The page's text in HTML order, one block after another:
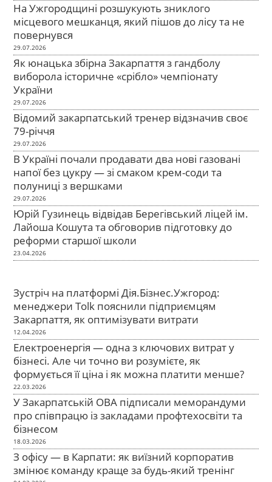
На Ужгородщині розшукують зниклого
місцевого мешканця, який пішов до лісу та не
повернувся
29.07.2026
Як юнацька збірна Закарпаття з гандболу
виборола історичне «срібло» чемпіонату
України
29.07.2026
Відомий закарпатський тренер відзначив своє
79-річчя
29.07.2026
В Україні почали продавати два нові газовані
напої без цукру — зі смаком крем-соди та
полуниці з вершками
29.07.2026
Юрій Гузинець відвідав Берегівський ліцей ім.
Лайоша Кошута та обговорив підготовку до
реформи старшої школи
23.04.2026
Зустріч на платформі Дія.Бізнес.Ужгород:
менеджери Tolk пояснили підприємцям
Закарпаття, як оптимізувати витрати
12.04.2026
Електроенергія — одна з ключових витрат у
бізнесі. Але чи точно ви розумієте, як
формується її ціна і як можна платити менше?
22.03.2026
У Закарпатській ОВА підписали меморандуми
про співпрацю із закладами профтехосвіти та
бізнесом
18.03.2026
З офісу — в Карпати: як виїзний корпоратив
змінює команду краще за будь-який тренінг